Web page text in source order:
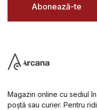
Abonează-te
Magazin online cu sediul
poștă sau curier. Pentru